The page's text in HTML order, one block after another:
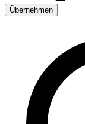
Übernehmen